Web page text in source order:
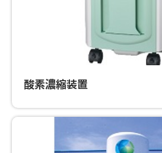
酸素濃縮装置